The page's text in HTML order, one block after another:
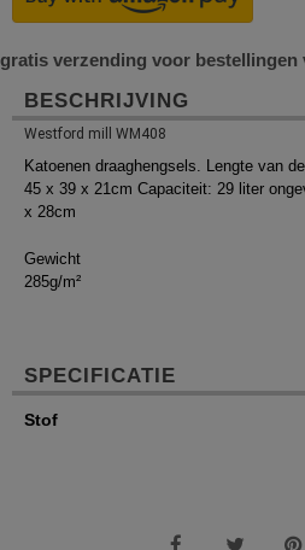
gratis verzending voor bestellingen
BESCHRIJVING
Westford mill WM408
Katoenen draaghengsels. Lengte van
45 x 39 x 21cm Capaciteit: 29 liter
x 28cm
Gewicht
285g/m²
SPECIFICATIE
Stof